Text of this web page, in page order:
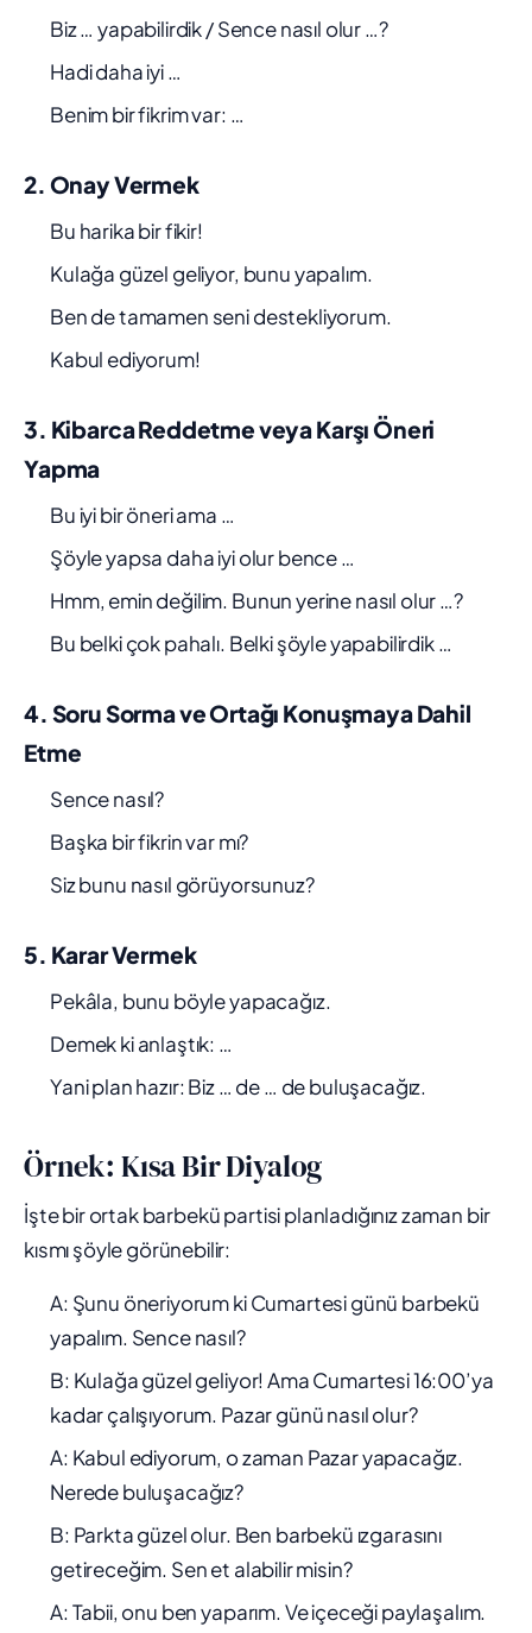
Biz … yapabilirdik / Sence nasıl olur …?
Hadi daha iyi …
Benim bir fikrim var: …
2. Onay Vermek
Bu harika bir fikir!
Kulağa güzel geliyor, bunu yapalım.
Ben de tamamen seni destekliyorum.
Kabul ediyorum!
3. Kibarca Reddetme veya Karşı Öneri
Yapma
Bu iyi bir öneri ama …
Şöyle yapsa daha iyi olur bence …
Hmm, emin değilim. Bunun yerine nasıl olur …?
Bu belki çok pahalı. Belki şöyle yapabilirdik …
4. Soru Sorma ve Ortağı Konuşmaya Dahil
Etme
Sence nasıl?
Başka bir fikrin var mı?
Siz bunu nasıl görüyorsunuz?
5. Karar Vermek
Pekâla, bunu böyle yapacağız.
Demek ki anlaştık: …
Yani plan hazır: Biz … de … de buluşacağız.
Örnek: Kısa Bir Diyalog
İşte bir ortak barbekü partisi planladığınız zaman bir
kısmı şöyle görünebilir:
A: Şunu öneriyorum ki Cumartesi günü barbekü
yapalım. Sence nasıl?
B: Kulağa güzel geliyor! Ama Cumartesi 16:00’ya
kadar çalışıyorum. Pazar günü nasıl olur?
A: Kabul ediyorum, o zaman Pazar yapacağız.
Nerede buluşacağız?
B: Parkta güzel olur. Ben barbekü ızgarasını
getireceğim. Sen et alabilir misin?
A: Tabii, onu ben yaparım. Ve içeceği paylaşalım.